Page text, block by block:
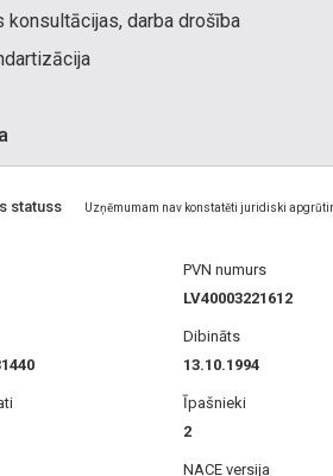
konsultācijas, darba drošība
statuss Uzņēmumam nav konstatēti juridiski
PVN numurs
LV40003221612
Dibināts
13.10.1994
Īpašnieki
2
NACE versija